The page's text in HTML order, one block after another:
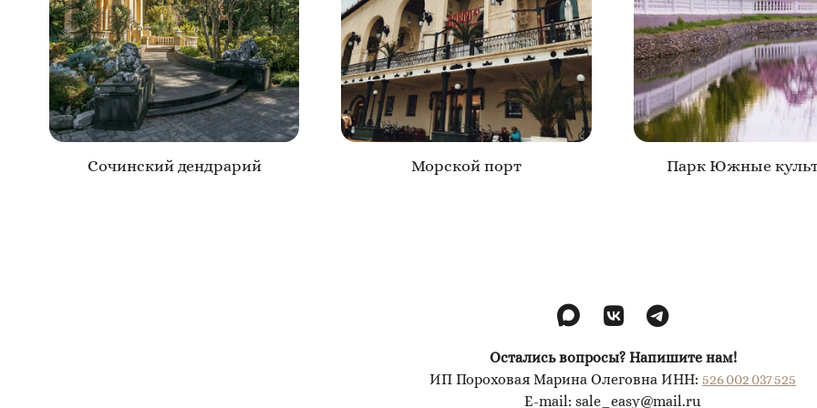
Сочинский дендрарий Морской порт Парк Южные
Остались вопросы? Напишите нам!
ИП Пороховая Марина Олеговна ИНН: 526 002 037 525
E-mail: sale_easy@mail.ru